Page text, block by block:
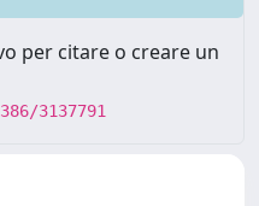
per citare o creare un
3137791